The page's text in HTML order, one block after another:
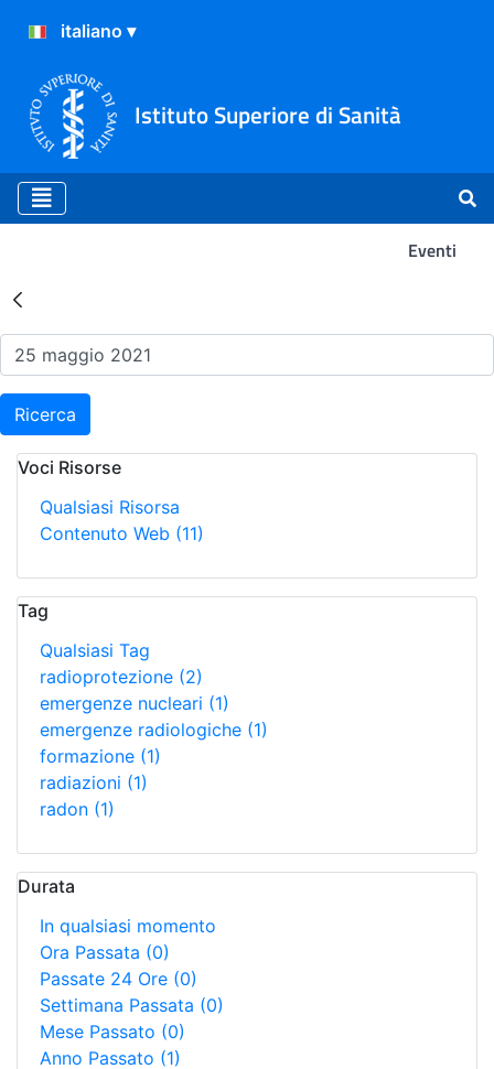
Istituto Superiore di Sanità
Eventi
Risultati della Ricerca -
Ricerca
Voci Risorse
Qualsiasi Risorsa
Contenuto Web (11)
Tag
Qualsiasi Tag
radioprotezione (2)
emergenze nucleari (1)
emergenze radiologiche (1)
formazione (1)
radiazioni (1)
radon (1)
Durata
In qualsiasi momento
Ora Passata (0)
Passate 24 Ore (0)
Settimana Passata (0)
Mese Passato (0)
Anno Passato (1)